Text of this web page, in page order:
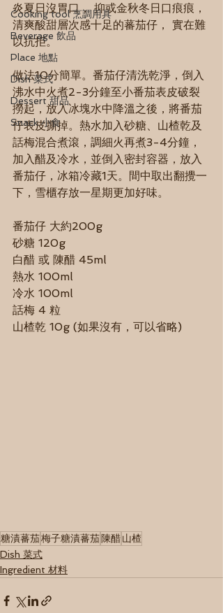
Cooking tool 烹調用具
Beverage 飲品
Place 地點
Dish 菜式
Dessert 甜品
Snack 小食
炎夏日沒胃口， 抑或金秋冬日口痕痕，
清爽酸甜層次感十足的蕃茄仔， 實在難
以抗拒。
做法10分簡單。番茄仔清洗乾淨，倒入
沸水中火煮2-3分鐘至小番茄表皮破裂
撈起，放入冰塊水中降溫之後，將番茄
仔表皮撕掉。熱水加入砂糖、山楂乾及
話梅混合煮滾，調細火再煮3-4分鐘，
加入醋及冷水，並倒入密封容器，放入
番茄仔，冰箱冷藏1天。間中取出翻攪一
下，雪櫃存放一星期更加好味。
番茄仔 大約200g
砂糖 120g
白醋 或 陳醋 45ml
熱水 100ml
冷水 100ml
話梅 4 粒
山楂乾 10g (如果沒有，可以省略)
糖漬蕃茄梅子糖漬蕃茄陳醋山楂
Dish 菜式
Ingredient 材料